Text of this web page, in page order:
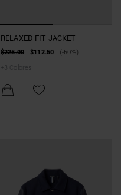
RELAXED FIT JACKET
$225.00 $112.50
(-50%)
+ 3 Colores